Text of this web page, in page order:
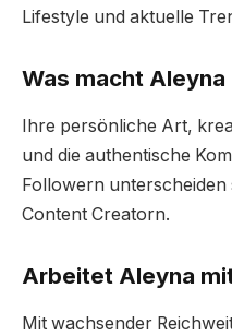
Lifestyle und aktuelle
Was macht
Ihre persönliche Art,
und die authentische
Followern
Content Creatorn.
Arbeitet Aleyna
Mit wachsender